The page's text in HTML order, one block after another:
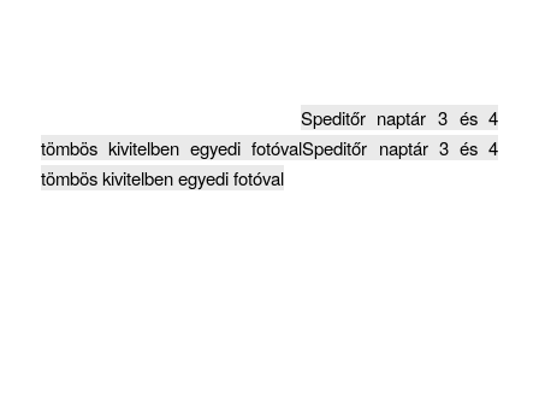
Speditőr naptár 3 és 4
tömbös kivitelben egyedi fotóvalSpeditőr naptár 3 és 4
tömbös kivitelben egyedi fotóval